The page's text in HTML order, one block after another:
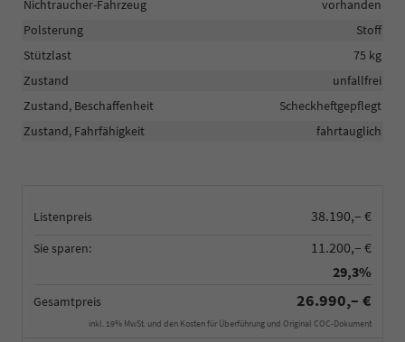
Listenpreis 38.190,– €
Sie sparen:
11.200,– €
29,3%
Gesamtpreis 26.990,– €
inkl. 19% MwSt. und den Kosten für Überführung und Original COC-Dokument
Nichtraucher-Fahrzeug
vorhanden
Polsterung
Stoff
Stützlast
75 kg
Zustand
unfallfrei
Zustand, Beschaffenheit
Scheckheftgepflegt
Zustand, Fahrfähigkeit
fahrtauglich